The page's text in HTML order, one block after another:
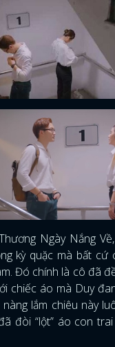
Ngày Nắng
kỳ quặc mà bất cứ
Đó chính là cô đã
chiếc áo mà Duy
lắm chiêu này
đòi “lột” áo con